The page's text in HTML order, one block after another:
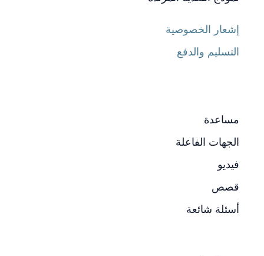
إشعار الخصوصية
التسليم والدفع
مساعدة
الجهات الفاعلة
فيديو
قصص
أسئلة شائعة